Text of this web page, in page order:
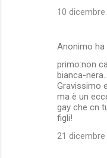
10
Anonimo ha
primo:non
bianca-
Gravissimo
ma è un
gay che cn
figli!
21